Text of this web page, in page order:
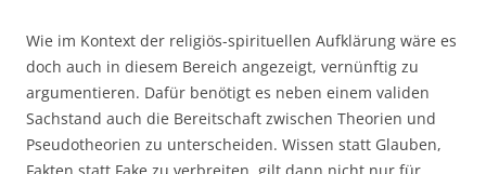
Wie im Kontext der religiös-spirituellen Aufklärung wäre es
doch auch in diesem Bereich angezeigt, vernünftig zu
argumentieren. Dafür benötigt es neben einem validen
Sachstand auch die Bereitschaft zwischen Theorien und
Pseudotheorien zu unterscheiden. Wissen statt Glauben,